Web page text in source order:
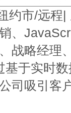
约市/远程
、
战略经理
于实时
司吸引客